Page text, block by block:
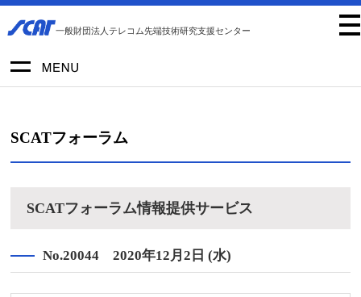
一般財団法人テレコム先端技術研究支援センター
SCATフォーラム
SCATフォーラム情報提供サービス
No.20044 2020年12月2日 (水)